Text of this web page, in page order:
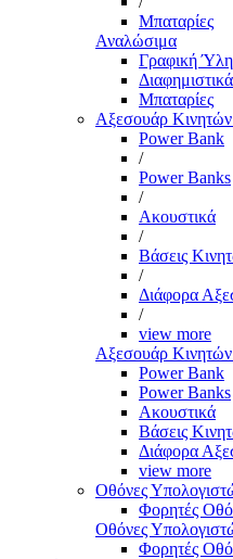
Μπαταρίες
Αναλώσιμα
Γραφική Ύλη
Μπαταρίες
Αξεσουάρ
Power Bank
/
Power Banks
/
Ακουστικά
/
Βάσεις
/
Διάφορα
/
view more
Αξεσουάρ
Power Bank
Power Banks
Ακουστικά
Βάσεις
Διάφορα
view more
Οθόνες
Φορητές
Οθόνες
Φορητές